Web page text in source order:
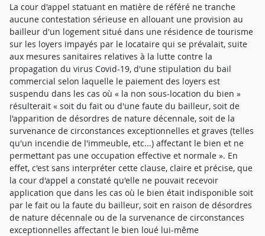
La cour d'appel statuant en matière de référé ne tranche
aucune contestation sérieuse en allouant une provision au
bailleur d'un logement situé dans une résidence de tourisme
sur les loyers impayés par le locataire qui se prévalait, suite
aux mesures sanitaires relatives à la lutte contre la
propagation du virus Covid-19, d'une stipulation du bail
commercial selon laquelle le paiement des loyers est
suspendu dans les cas où « la non sous-location du bien »
résulterait « soit du fait ou d'une faute du bailleur, soit de
l'apparition de désordres de nature décennale, soit de la
survenance de circonstances exceptionnelles et graves (telles
qu'un incendie de l'immeuble, etc...) affectant le bien et ne
permettant pas une occupation effective et normale ». En
effet, c'est sans interpréter cette clause, claire et précise, que
la cour d'appel a constaté qu'elle ne pouvait recevoir
application que dans les cas où le bien était indisponible soit
par le fait ou la faute du bailleur, soit en raison de désordres
de nature décennale ou de la survenance de circonstances
exceptionnelles affectant le bien loué lui-même